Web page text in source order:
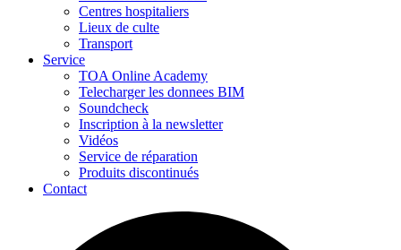
Centres hospitaliers
Lieux de culte
Transport
Service
TOA Online Academy
Telecharger les donnees BIM
Soundcheck
Inscription à la newsletter
Vidéos
Service de réparation
Produits discontinués
Contact